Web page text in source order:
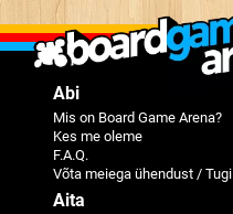
Abi
Mis on Board Game Arena?
Kes me oleme
F.A.Q.
Võta meiega ühendust / Tugi
Aita